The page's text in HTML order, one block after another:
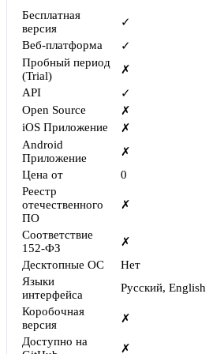
Бесплатная
версия
✓
Веб-платформа
✓
Пробный период
(Trial)
✗
API
✓
Open Source
✗
iOS Приложение
✗
Android
Приложение
✗
Цена от
0
Реестр
отечественного
ПО
✗
Соответствие
152-ФЗ
✗
Десктопные ОС
Нет
Языки
интерфейса
Русский, English
Коробочная
версия
✗
Доступно на
✗